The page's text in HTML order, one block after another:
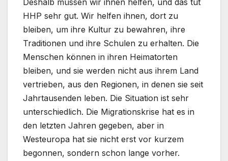
Deshalb müssen wir ihnen helfen, und das tut
HHP sehr gut. Wir helfen ihnen, dort zu
bleiben, um ihre Kultur zu bewahren, ihre
Traditionen und ihre Schulen zu erhalten. Die
Menschen können in ihren Heimatorten
bleiben, und sie werden nicht aus ihrem Land
vertrieben, aus den Regionen, in denen sie seit
Jahrtausenden leben. Die Situation ist sehr
unterschiedlich. Die Migrationskrise hat es in
den letzten Jahren gegeben, aber in
Westeuropa hat sie nicht erst vor kurzem
begonnen, sondern schon lange vorher.